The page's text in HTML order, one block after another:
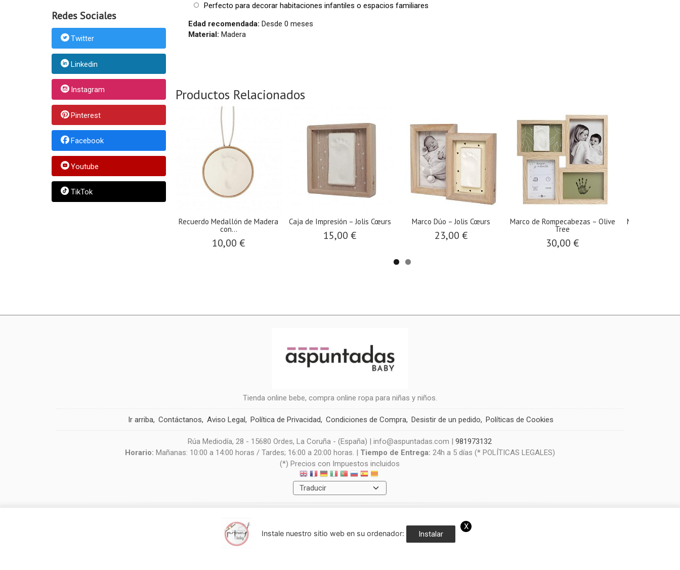
Redes Sociales
Twitter
Linkedin
Instagram
Pinterest
Facebook
Youtube
TikTok
Perfecto para decorar habitaciones infantiles o espacios familiares
Edad recomendada: Desde 0 meses
Material: Madera
Productos Relacionados
Recuerdo Medallón de Madera
con...
10,00 €
​Caja de Impresión – Jolis Cœurs
15,00 €
Marco Dúo – Jolis Cœurs
23,00 €
​Marco de Rompecabezas – Olive
Tree
30,00 €
​Marco Mi
Tienda online bebe, compra online ropa para niñas y niños.
Ir arriba Contáctanos Aviso Legal Política de Privacidad Condiciones de Compra Desistir de un pedido Políticas de Cookies
Rúa Mediodía, 28 - 15680 Ordes, La Coruña - (España) | info@aspuntadas.com |981973132
Horario: Mañanas: 10:00 a 14:00 horas / Tardes; 16:00 a 20:00 horas. | Tiempo de Entrega: 24h a 5 días (* POLÍTICAS LEGALES)
(*) Precios con Impuestos incluidos
Instale nuestro sitio web en su ordenador: Instalar
X